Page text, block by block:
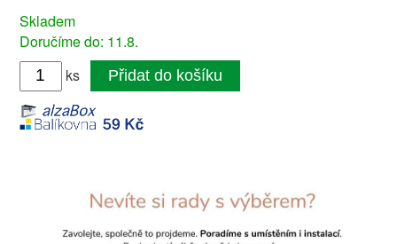
Skladem
Doručíme do: 11.8.
ks
Přidat do košíku